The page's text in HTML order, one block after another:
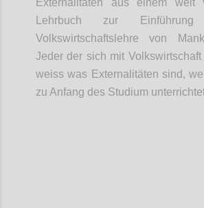
Externalitäten aus einem weit
Lehrbuch zur
Volkswirtschaftslehre von
Jeder der sich mit Volkswirtschaft
weiss was Externalitäten sind,
zu Anfang des Studium